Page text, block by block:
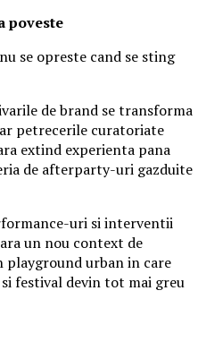
poveste
se opreste cand se sting
de brand se transforma
petrecerile curatoriate
extind experienta pana
de afterparty-uri gazduite
uri si interventii
un nou context de
urban in care
festival devin tot mai greu